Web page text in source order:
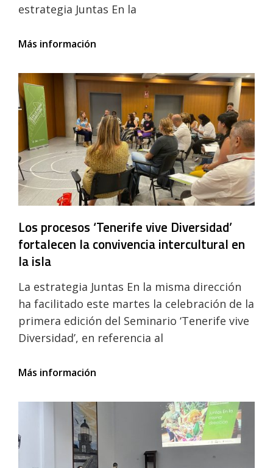
estrategia Juntas En la
Más información
Tenerife
refuerza
compromiso
con
la
participación
para
la
convivencia
intercultural
Los procesos ‘Tenerife vive Diversidad’
fortalecen la convivencia intercultural en
la isla
La estrategia Juntas En la misma dirección
ha facilitado este martes la celebración de la
primera edición del Seminario ‘Tenerife vive
Diversidad’, en referencia al
Más información
vive
Diversidad’
fortalecen
la
convivencia